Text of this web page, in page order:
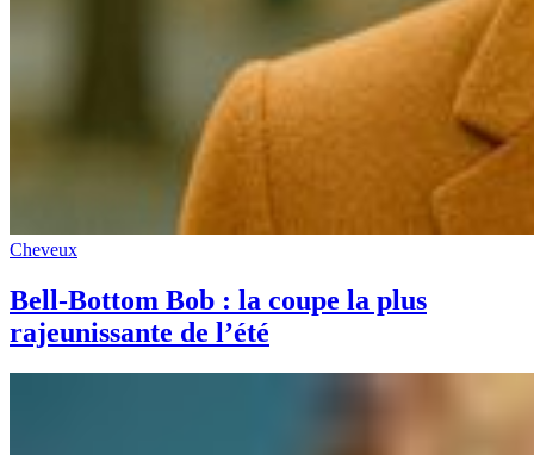
Cheveux
Bell-Bottom Bob : la coupe la plus
rajeunissante de l’été